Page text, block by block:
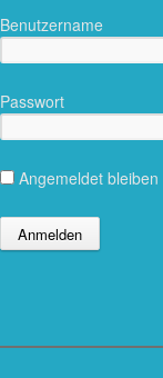
Benutzername
Passwort
Angemeldet bleiben